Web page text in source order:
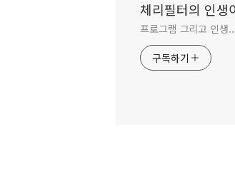
체리필터의 인생
프로그램 그리고 인생
구독하기